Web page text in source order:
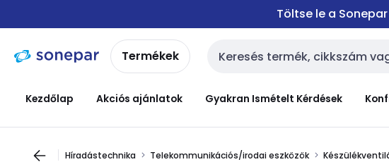
navigációhoztartalomra
Töltse le a
Termékek Keresési bemenet
Kezdőlap Akciós ajánlatok Gyakran Ismételt Kérdések
Híradástechnika Telekommunikációs/irodai eszközök